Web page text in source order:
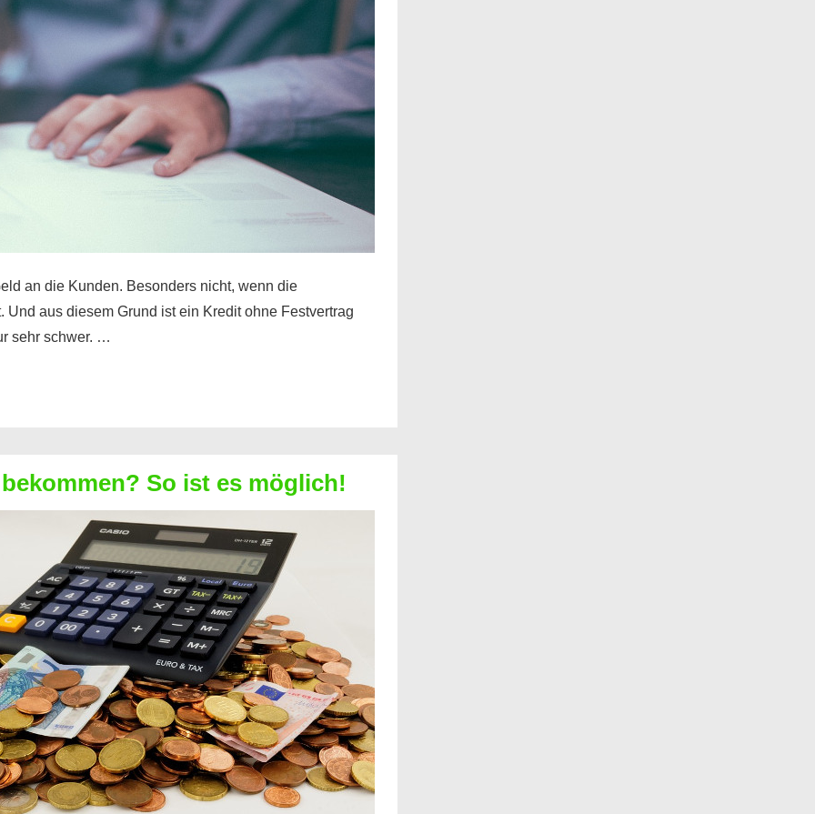
an die Kunden. Besonders nicht, wenn die
aus diesem Grund ist ein Kredit ohne Festvertrag
sehr schwer. …
So ist es möglich!